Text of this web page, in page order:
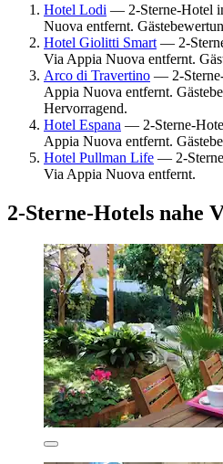
Hotel Lodi — 2-Sterne-Hotel
Nuova entfernt.
Hotel Giolitti Smart — 2-
Via Appia Nuova entfernt.
Arco di Travertino — 2-
Appia Nuova entfernt.
Hervorragend.
Hotel Espana — 2-Sterne-
Appia Nuova entfernt.
Hotel Pullman Life — 2-
Via Appia Nuova entfernt.
2-Sterne-Hotels nahe